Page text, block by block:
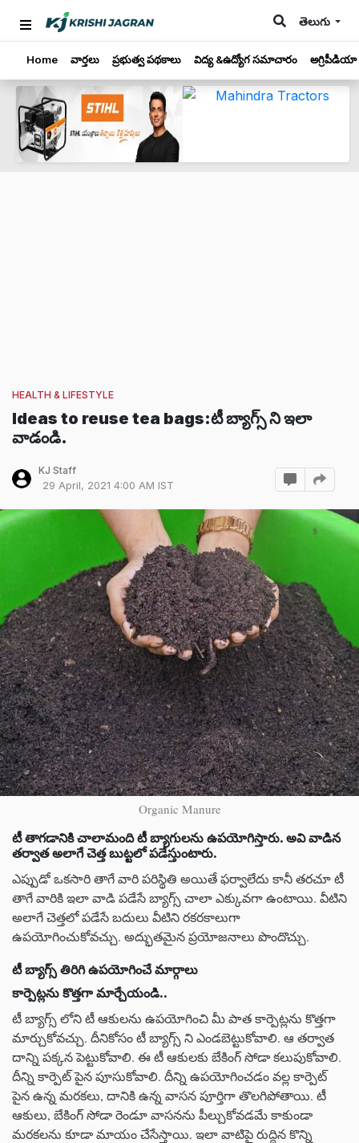
తెలుగు
Home వార్తలు ప్రభుత్వ పథకాలు విద్య &ఉద్యోగ సమాచారం అగ్రిపీడియా
HEALTH & LIFESTYLE
Ideas to reuse tea bags:టీ బ్యాగ్స్ ని ఇలా
వాడండి.
KJ Staff
29 April, 2021 4:00 AM IST
Organic Manure
టీ తాగడానికి చాలామంది టీ బ్యాగులను ఉపయోగిస్తారు. అవి వాడిన
తర్వాత అలాగే చెత్త బుట్టలో పడేస్తుంటారు.
ఎప్పుడో ఒకసారి తాగే వారి పరిస్థితి అయితే ఫర్వాలేదు కానీ తరచూ టీ
తాగే వారికి ఇలా వాడి పడేసే బ్యాగ్స్ చాలా ఎక్కువగా ఉంటాయి. వీటిని
అలాగే చెత్తలో పడేసే బదులు వీటిని రకరకాలుగా
ఉపయోగించుకోవచ్చు. అద్భుతమైన ప్రయోజనాలు పొందొచ్చు.
టీ బ్యాగ్స్ తిరిగి ఉపయోగించే మార్గాలు
కార్పెట్లను కొత్తగా మార్చేయండి..
టీ బ్యాగ్స్ లోని టీ ఆకులను ఉపయోగించి మీ పాత కార్పెట్లను కొత్తగా
మార్చుకోవచ్చు. దీనికోసం టీ బ్యాగ్స్ ని ఎండబెట్టుకోవాలి. ఆ తర్వాత
దాన్ని పక్కన పెట్టుకోవాలి. ఈ టీ ఆకులకు బేకింగ్ సోడా కలుపుకోవాలి.
దీన్ని కార్పెట్ పైన పూసుకోవాలి. దీన్ని ఉపయోగించడం వల్ల కార్పెట్
పైన ఉన్న మరకలు, దానికి ఉన్న వాసన పూర్తిగా తొలగిపోతాయి. టీ
ఆకులు, బేకింగ్ సోడా రెండూ వాసనను పీల్చుకోవడమే కాకుండా
మరకలను కూడా మాయం చేసేస్తాయి. ఇలా వాటిపై రుద్దిన కొన్ని